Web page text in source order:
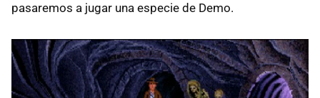
pasaremos a jugar una especie de Demo.